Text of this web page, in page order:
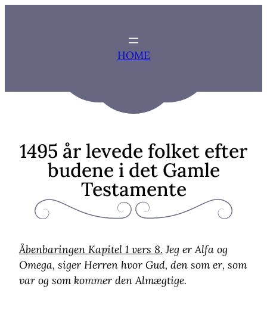
HOME
1495 år levede folket efter
budene i det Gamle
Testamente
Åbenbaringen Kapitel 1 vers 8. Jeg er Alfa og
Omega, siger Herren hvor Gud, den som er, som
var og som kommer den Almægtige.